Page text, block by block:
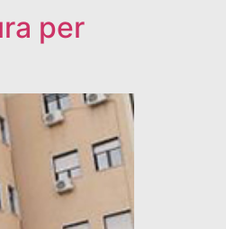
per